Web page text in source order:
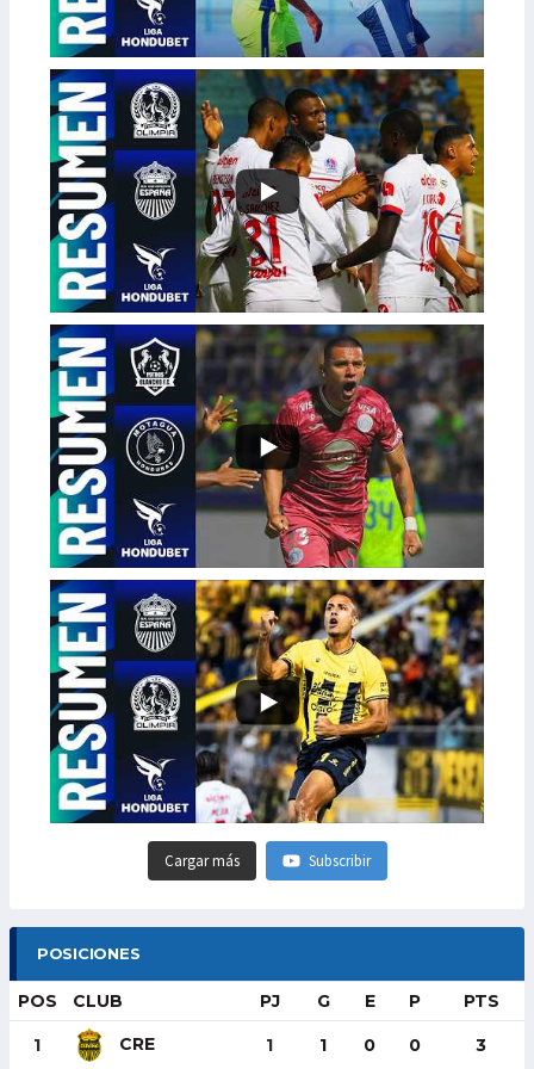
Cargar más Subscribir
POSICIONES
POS CLUB PJ G E P PTS
1 CRE 1 1 0 0 3